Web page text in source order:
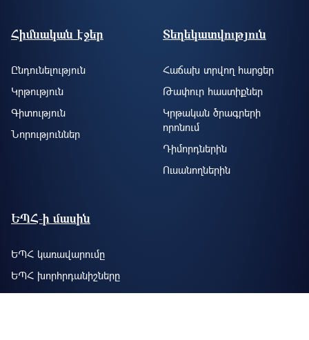
Footer site information
Հիմնական էջեր
Ընդունելություն
Կրթություն
Գիտություն
Նորություններ
Տեղեկատվություն
Հաճախ տրվող հարցեր
Թափուր հաստիքներ
Կրթական ծրագրերի
որոնում
Դիմորդներին
Ուսանողներին
ԵՊՀ-ի մասին
ԵՊՀ կառավարումը
ԵՊՀ խորհրդանիշները